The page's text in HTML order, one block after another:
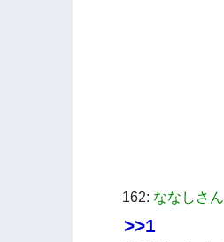
162: ななしさん
>>1